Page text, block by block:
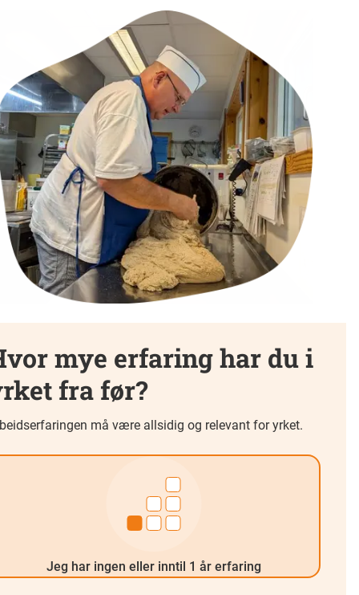
mye erfaring har du i
fra før?
må være allsidig og relevant for yrket.
Jeg har ingen eller inntil 1 år erfaring